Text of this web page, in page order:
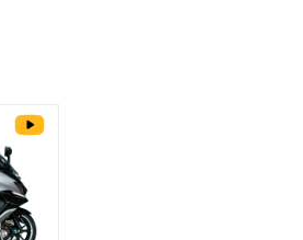
в настоящем
ознакомиться
случае приобретения
салоне. Здесь
сведения по
гарантийных